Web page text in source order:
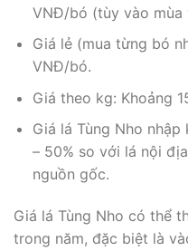
VNĐ/bó (tùy vào mùa
Giá lẻ (mua từng bó
VNĐ/bó.
Giá theo kg: Khoảng
Giá lá Tùng Nho
– 50% so với lá nội
nguồn gốc.
Giá lá Tùng Nho có thể
trong năm, đặc biệt là